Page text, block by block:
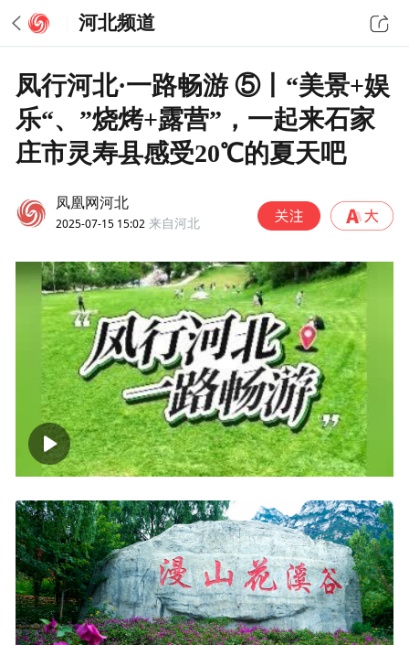
河北频道
凤行河北·一路畅游 ⑤丨“美景+娱
乐“、”烧烤+露营”，一起来石家
庄市灵寿县感受20℃的夏天吧
凤凰网河北
2025-07-15 15:02 来自河北
00:00 05:11